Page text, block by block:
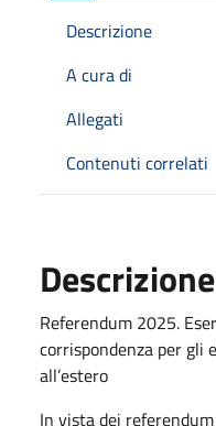
Descrizione
A cura di
Allegati
Contenuti correlati
Descrizione
Referendum 2025.
corrispondenza per gli
all’estero
In vista dei